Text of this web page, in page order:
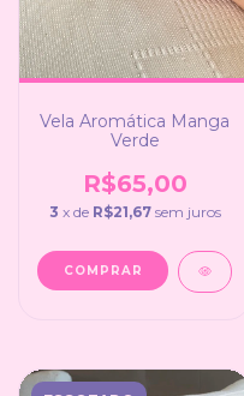
Vela Aromática Manga
Verde
R$65,00
3 x de R$21,67 sem juros